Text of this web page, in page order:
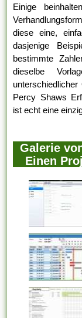
Einige
diese eine,
dasjenige
bestimmte
dieselbe
Percy Shaws
ist echt eine
Galerie
Einen